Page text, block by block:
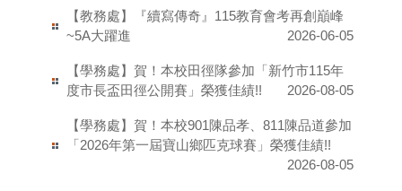
【教務處】『續寫傳奇』115教育會考再創巔峰
~5A大躍進
2026-06-05
【學務處】賀！本校田徑隊參加「新竹市115年
度市長盃田徑公開賽」榮獲佳績!!
2026-08-05
【學務處】賀！本校901陳品孝、811陳品道參加
「2026年第一屆寶山鄉匹克球賽」榮獲佳績!!
2026-08-05